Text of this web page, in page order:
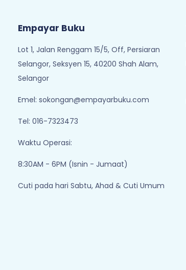
Empayar Buku
Lot 1, Jalan Renggam 15/5, Off, Persiaran
Selangor, Seksyen 15, 40200 Shah Alam,
Selangor
Emel: sokongan@empayarbuku.com
Tel: 016-7323473
Waktu Operasi:
8:30AM - 6PM (Isnin - Jumaat)
Cuti pada hari Sabtu, Ahad & Cuti Umum